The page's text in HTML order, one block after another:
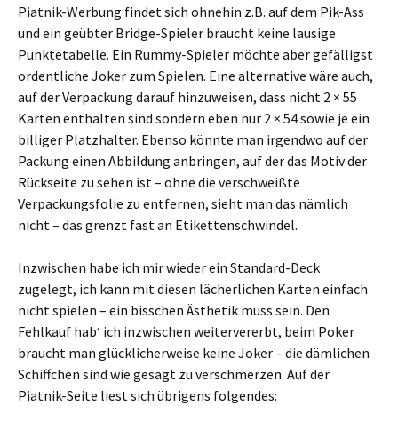
Piatnik-Werbung findet sich ohnehin z.B. auf dem Pik-Ass
und ein geübter Bridge-Spieler braucht keine lausige
Punktetabelle. Ein Rummy-Spieler möchte aber gefälligst
ordentliche Joker zum Spielen. Eine alternative wäre auch,
auf der Verpackung darauf hinzuweisen, dass nicht 2 × 55
Karten enthalten sind sondern eben nur 2 × 54 sowie je ein
billiger Platzhalter. Ebenso könnte man irgendwo auf der
Packung einen Abbildung anbringen, auf der das Motiv der
Rückseite zu sehen ist – ohne die verschweißte
Verpackungsfolie zu entfernen, sieht man das nämlich
nicht – das grenzt fast an Etikettenschwindel.
Inzwischen habe ich mir wieder ein Standard-Deck
zugelegt, ich kann mit diesen lächerlichen Karten einfach
nicht spielen – ein bisschen Ästhetik muss sein. Den
Fehlkauf hab‘ ich inzwischen weitervererbt, beim Poker
braucht man glücklicherweise keine Joker – die dämlichen
Schiffchen sind wie gesagt zu verschmerzen. Auf der
Piatnik-Seite liest sich übrigens folgendes: